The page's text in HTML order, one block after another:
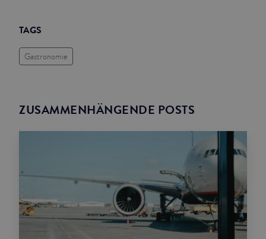
TAGS
Gastronomie
ZUSAMMENHÄNGENDE POSTS